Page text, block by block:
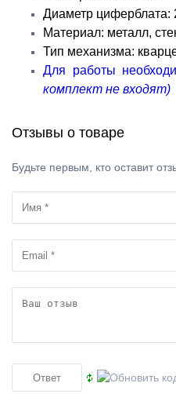
Диаметр циферблата:
Материал: металл,
Тип механизма:
Для работы
комплект не входят)
Отзывы о товаре
Будьте первым, кто оставит